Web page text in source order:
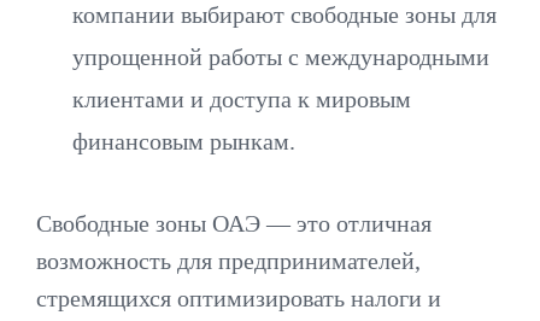
компании выбирают свободные зоны для
упрощенной работы с международными
клиентами и доступа к мировым
финансовым рынкам.
Свободные зоны ОАЭ — это отличная
возможность для предпринимателей,
стремящихся оптимизировать налоги и